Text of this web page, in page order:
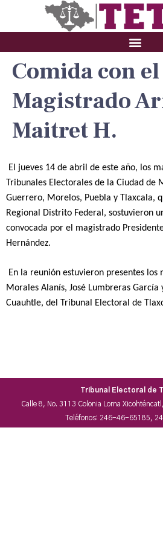
Comida con el
Magistrado
Maitret H.
El jueves 14 de abril de este año, los
Tribunales Electorales de la Ciudad de
Guerrero, Morelos, Puebla y Tlaxcala,
Regional Distrito Federal, sostuvieron
convocada por el magistrado
Hernández.
En la reunión estuvieron presentes los
Morales Alanís, José Lumbreras
Cuauhtle, del Tribunal Electoral de
Tribunal Electoral de
Calle 8, No. 3113 Colonia Loma
Teléfonos: 246-46-65185,